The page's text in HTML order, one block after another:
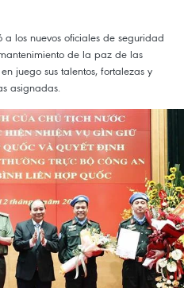
los nuevos oficiales de seguridad
de la paz de las
juego sus talentos, fortalezas y
asignadas.